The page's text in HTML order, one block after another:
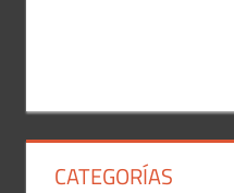
CATEGORÍAS